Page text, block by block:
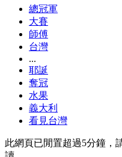
總冠軍
大賽
師傅
台灣
...
耶誕
奪冠
水果
義大利
看見台灣
此網頁已閒置超過5分鐘，